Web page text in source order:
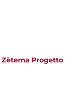
Zètema Progetto